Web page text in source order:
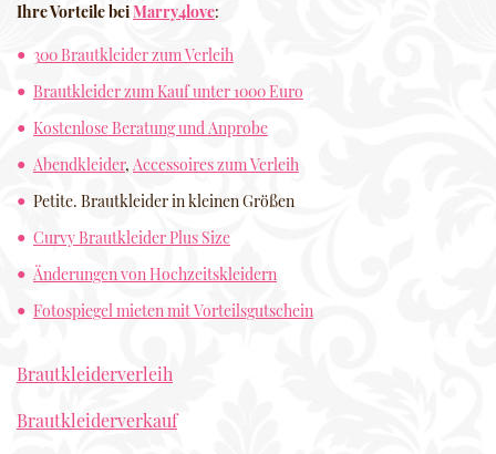
Ihre Vorteile beiMarry4love:
300 Brautkleider zum Verleih
Brautkleider zum Kauf unter 1000 Euro
Kostenlose Beratung und Anprobe
Abendkleider, Accessoires zum Verleih
Petite. Brautkleider in kleinen Größen
Curvy Brautkleider Plus Size
Änderungen von Hochzeitskleidern
Fotospiegel mieten mit Vorteilsgutschein
Brautkleiderverleih
Brautkleiderverkauf